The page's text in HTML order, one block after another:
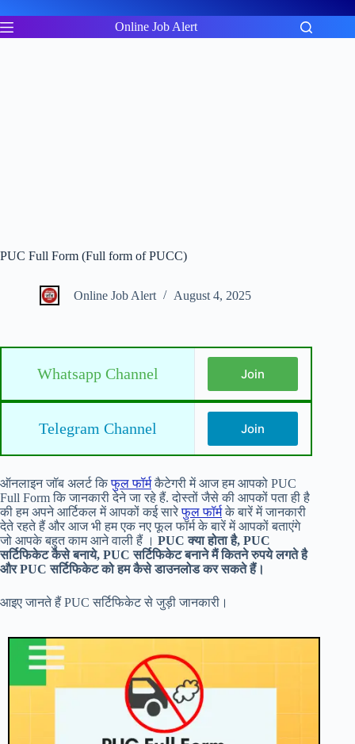
to
content
Online Job Alert
PUC Full Form (Full form of PUCC)
Online Job Alert August 4, 2025
Whatsapp Channel Join
Telegram Channel Join
ऑनलाइन जॉब अलर्ट किफुल फॉर्मकैटेगरी में आज हम आपको PUC
Full Form कि जानकारी देने जा रहे हैं. दोस्तों जैसे की आपकों पता ही है
की हम अपने आर्टिकल में आपकों कई सारेफुल फॉर्मके बारें में जानकारी
देते रहते हैं और आज भी हम एक नए फूल फॉर्म के बारें में आपकों बताएंगे
जो आपके बहुत काम आने वाली हैं । PUC क्या होता है, PUC
सर्टिफिकेट कैसे बनाये, PUC सर्टिफिकेट बनाने मैं कितने रुपये लगते है
और PUC सर्टिफिकेट को हम कैसे डाउनलोड कर सकते हैं।
आइए जानते हैं PUC सर्टिफिकेट से जुड़ी जानकारी।